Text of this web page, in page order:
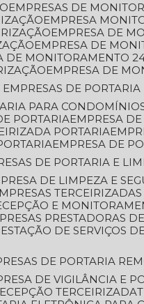
EMPRESAS DE
EMPRESA
EMPRESA DE
EMPRESA DE
DE MONITORAMENTO
EMPRESA DE
EMPRESAS DE PORTARIA
PARA
PORTARIA
EMPRESA
PORTARIA
EMPRESA DE
DE PORTARIA E
DE LIMPEZA E
EMPRESAS
E
PRESTADORAS
DE SERVIÇOS
DE PORTARIA
DE VIGILÂNCIA E
TERCEIRIZADA